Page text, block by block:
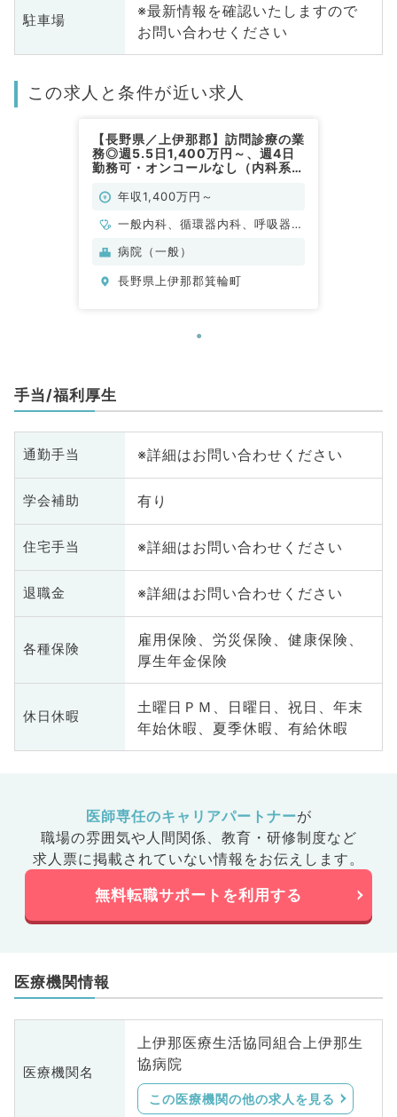
駐車場
※最新情報を確認いたしますので
お問い合わせください
この求人と条件が近い求人
【長野県／上伊那郡】訪問診療の業
務◎週5.5日1,400万円～、週4日
勤務可・オンコールなし（内科系／
年収1,400万円～
一般内科、循環器内科、呼吸器内
科、消化器内科、内分泌・代謝内
病院（一般）
長野県上伊那郡箕輪町
手当/福利厚生
通勤手当 ※詳細はお問い合わせください
学会補助 有り
住宅手当 ※詳細はお問い合わせください
退職金 ※詳細はお問い合わせください
各種保険
雇用保険、労災保険、健康保険、
厚生年金保険
休日休暇
土曜日ＰＭ、日曜日、祝日、年末
年始休暇、夏季休暇、有給休暇
医師専任のキャリアパートナーが
職場の雰囲気や人間関係、 教育・研修制度など
求人票に掲載されていない情報をお伝えします。
無料転職サポートを利用する
医療機関情報
医療機関名
上伊那医療生活協同組合上伊那生
協病院
この医療機関の他の求人を見る